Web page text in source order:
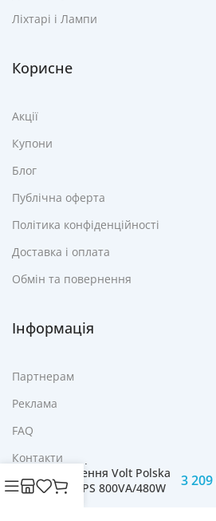
Ліхтарі і Лампи
Корисне
Акції
Купони
Блог
Публічна оферта
Політика конфіденційності
Доставка і оплата
Обмін та повернення
Інформація
Партнерам
Реклама
FAQ
КонтактиБезперебійного
Живлення Volt Polska
PicoUPS 800VA/480W
3 209